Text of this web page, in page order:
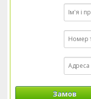
Замов